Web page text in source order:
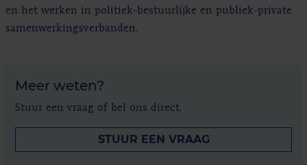
en het werken in politiek-bestuurlijke en publiek-private
samenwerkingsverbanden.
Meer weten?
Stuur een vraag of bel ons direct.
STUUR EEN VRAAG